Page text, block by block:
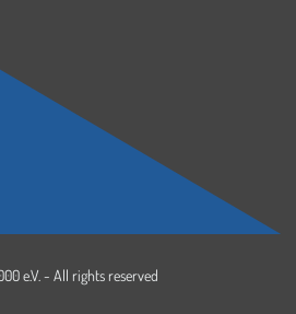
e.V. - All rights reserved